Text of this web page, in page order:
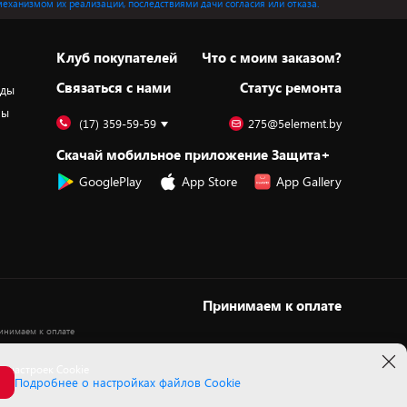
их реализации, последствиями дачи согласия или отказа.
Клуб покупателей
Cвязаться с нами
Что с моим заказом?
Статус ремонта
(17) 359-59-59 275@5element.by
Скачай мобильное приложение Защита+
GooglePlay App Store App Gallery
Принимаем к оплате
Cookie
Подробнее о настройках файлов Cookie